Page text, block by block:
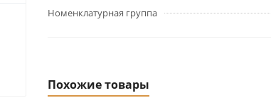
Номенклатурная группа
Похожие товары